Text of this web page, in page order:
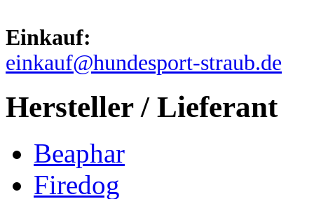
Einkauf:
einkauf@hundesport-straub.de
Hersteller / Lieferant
Beaphar
Firedog